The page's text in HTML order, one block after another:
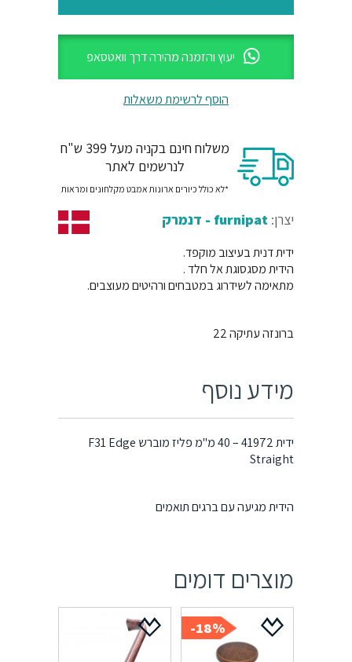
יעוץ והזמנה מהירה דרך וואטסאפ
הוסף לרשימת משאלות
משלוח חינם בקניה מעל 399 ש"ח
לנרשמים לאתר
*לא כולל כיורים ארונות אמבט מקלחונים ומראות
יצרן: furnipat - דנמרק
ידית דנית בעיצוב מוקפד.
הידית מסגסוגת אל חלד .
מתאימה לשידרוג במטבחים ורהיטים מעוצבים.
ברונזה עתיקה 22
מידע נוסף
ידית 41972 – 40 מ"מ פליז מוברש F31 Edge
Straight
הידית מגיעה עם ברגים תואמים
מוצרים דומים
18%-